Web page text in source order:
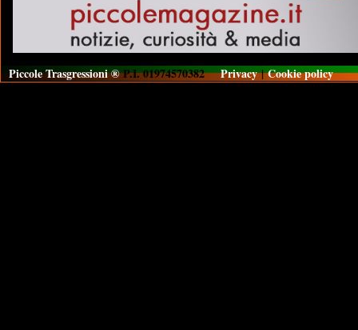
Piccole Trasgressioni ®P.I. 01974570382Privacy|Cookie policy